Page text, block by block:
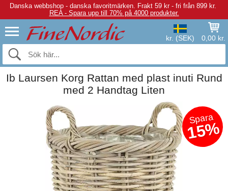
Danska webbshop - danska favoritmärken. Frakt 59 kr - fri från 899 kr.
REA - Spara upp till 70% på 4000 produkter.
kr. (SEK) 0,00 kr.
Ib Laursen Korg Rattan med plast inuti Rund
med 2 Handtag Liten
Spara
15%